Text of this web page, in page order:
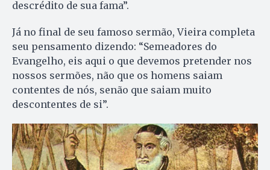
descrédito de sua fama”.
Já no final de seu famoso sermão, Vieira completa
seu pensamento dizendo: “Semeadores do
Evangelho, eis aqui o que devemos pretender nos
nossos sermões, não que os homens saiam
contentes de nós, senão que saiam muito
descontentes de si”.